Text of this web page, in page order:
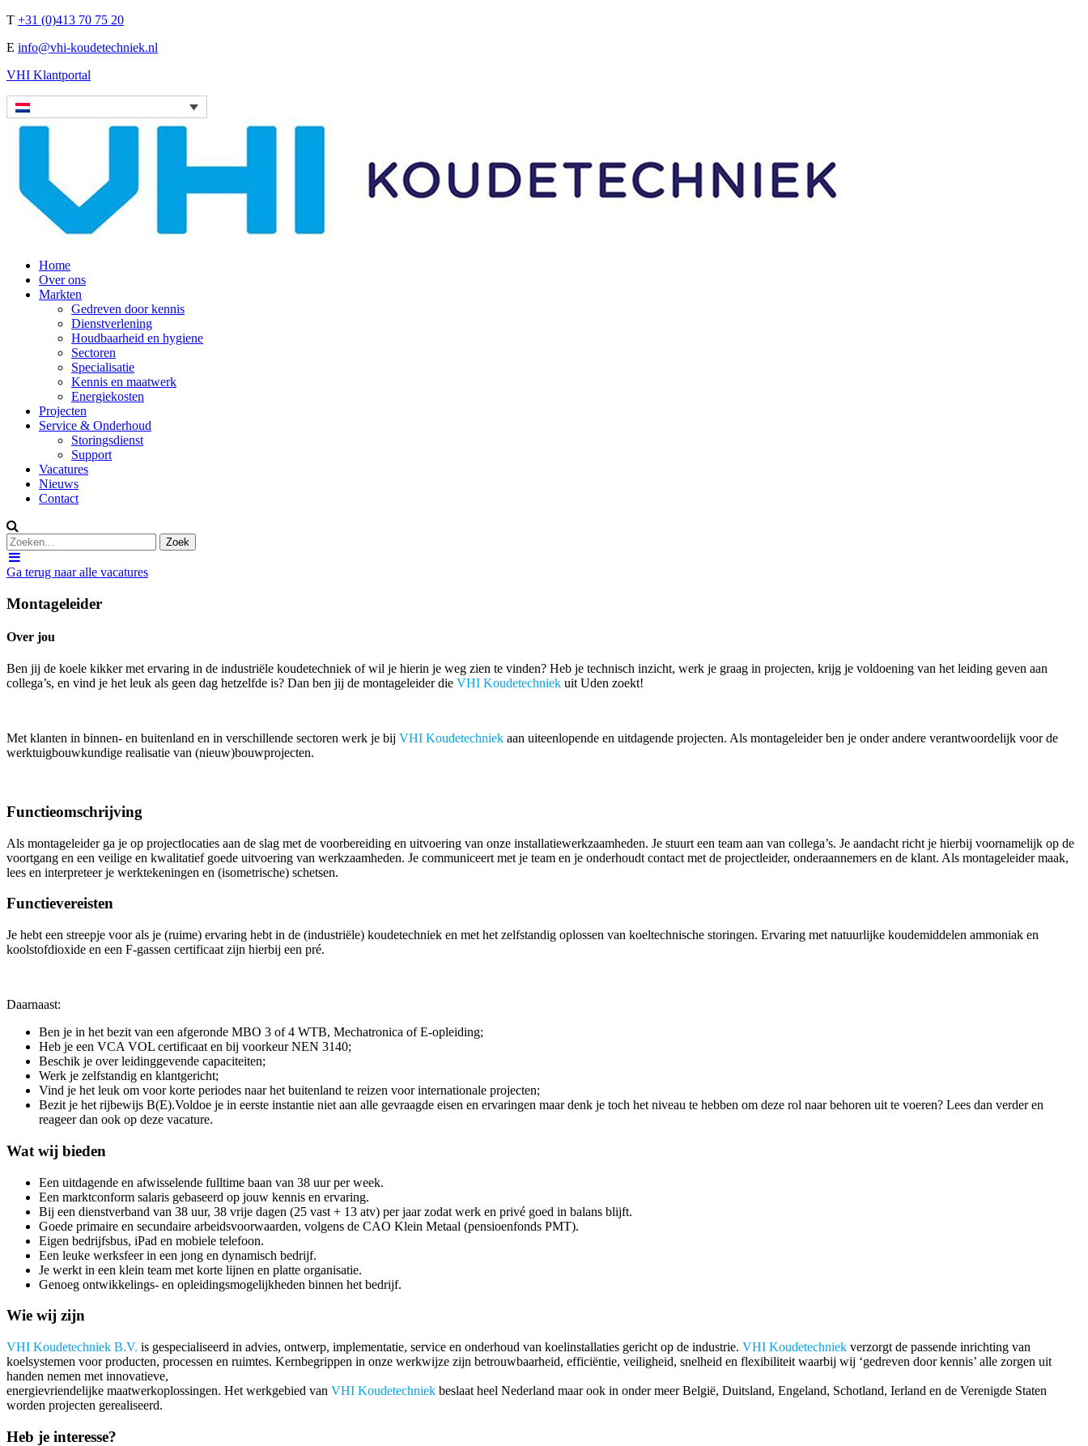
T +31 (0)413 70 75 20
E info@vhi-koudetechniek.nl
VHI Klantportal
Home
Over ons
Markten
Gedreven door kennis
Dienstverlening
Houdbaarheid en hygiene
Sectoren
Specialisatie
Kennis en maatwerk
Energiekosten
Projecten
Service & Onderhoud
Storingsdienst
Support
Vacatures
Nieuws
Contact
Ga terug naar alle vacatures
Montageleider
Over jou
Ben jij de koele kikker met ervaring in de industriële koudetechniek of wil je hierin je weg zien te vinden? Heb je technisch inzicht, werk je graag in projecten, krijg je voldoening van het leiding geven aan
collega’s, en vind je het leuk als geen dag hetzelfde is? Dan ben jij de montageleider die VHI Koudetechniek uit Uden zoekt!
Met klanten in binnen- en buitenland en in verschillende sectoren werk je bij VHI Koudetechniek aan uiteenlopende en uitdagende projecten. Als montageleider ben je onder andere verantwoordelijk voor de
werktuigbouwkundige realisatie van (nieuw)bouwprojecten.
Functieomschrijving
Als montageleider ga je op projectlocaties aan de slag met de voorbereiding en uitvoering van onze installatiewerkzaamheden. Je stuurt een team aan van collega’s. Je aandacht richt je hierbij voornamelijk op de
voortgang en een veilige en kwalitatief goede uitvoering van werkzaamheden. Je communiceert met je team en je onderhoudt contact met de projectleider, onderaannemers en de klant. Als montageleider maak,
lees en interpreteer je werktekeningen en (isometrische) schetsen.
Functievereisten
Je hebt een streepje voor als je (ruime) ervaring hebt in de (industriële) koudetechniek en met het zelfstandig oplossen van koeltechnische storingen. Ervaring met natuurlijke koudemiddelen ammoniak en
koolstofdioxide en een F-gassen certificaat zijn hierbij een pré.
Daarnaast:
Ben je in het bezit van een afgeronde MBO 3 of 4 WTB, Mechatronica of E-opleiding;
Heb je een VCA VOL certificaat en bij voorkeur NEN 3140;
Beschik je over leidinggevende capaciteiten;
Werk je zelfstandig en klantgericht;
Vind je het leuk om voor korte periodes naar het buitenland te reizen voor internationale projecten;
Bezit je het rijbewijs B(E).Voldoe je in eerste instantie niet aan alle gevraagde eisen en ervaringen maar denk je toch het niveau te hebben om deze rol naar behoren uit te voeren? Lees dan verder en
reageer dan ook op deze vacature.
Wat wij bieden
Een uitdagende en afwisselende fulltime baan van 38 uur per week.
Een marktconform salaris gebaseerd op jouw kennis en ervaring.
Bij een dienstverband van 38 uur, 38 vrije dagen (25 vast + 13 atv) per jaar zodat werk en privé goed in balans blijft.
Goede primaire en secundaire arbeidsvoorwaarden, volgens de CAO Klein Metaal (pensioenfonds PMT).
Eigen bedrijfsbus, iPad en mobiele telefoon.
Een leuke werksfeer in een jong en dynamisch bedrijf.
Je werkt in een klein team met korte lijnen en platte organisatie.
Genoeg ontwikkelings- en opleidingsmogelijkheden binnen het bedrijf.
Wie wij zijn
VHI Koudetechniek B.V. is gespecialiseerd in advies, ontwerp, implementatie, service en onderhoud van koelinstallaties gericht op de industrie. VHI Koudetechniek verzorgt de passende inrichting van
koelsystemen voor producten, processen en ruimtes. Kernbegrippen in onze werkwijze zijn betrouwbaarheid, efficiëntie, veiligheid, snelheid en flexibiliteit waarbij wij ‘gedreven door kennis’ alle zorgen uit
handen nemen met innovatieve,
energievriendelijke maatwerkoplossingen. Het werkgebied van VHI Koudetechniek beslaat heel Nederland maar ook in onder meer België, Duitsland, Engeland, Schotland, Ierland en de Verenigde Staten
worden projecten gerealiseerd.
Heb je interesse?